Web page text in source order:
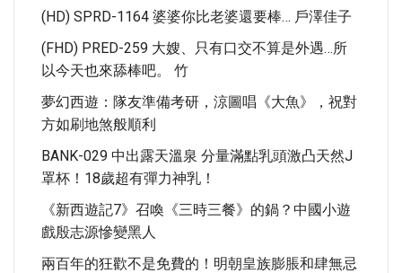
(HD) SPRD-1164 婆婆你比老婆還要棒… 戶澤佳子
(FHD) PRED-259 大嫂、只有口交不算是外遇…所
以今天也來舔棒吧。 竹
夢幻西遊：隊友準備考研，涼圖唱《大魚》，祝對
方如刷地煞般順利
BANK-029 中出露天溫泉 分量滿點乳頭激凸天然J
罩杯！18歲超有彈力神乳！
《新西遊記7》召喚《三時三餐》的鍋？中國小遊
戲殷志源慘變黑人
兩百年的狂歡不是免費的！明朝皇族膨脹和肆無忌